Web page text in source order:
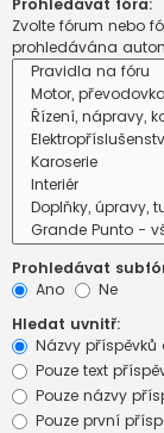
Prohledávat fóra:
Zvolte fórum nebo
prohledávána
Prohledávat
Ano
Ne
Hledat uvnitř:
Názvy příspěvků
Pouze text
Pouze názvy
Pouze první